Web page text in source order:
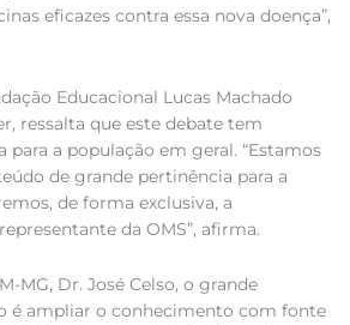
eficazes contra essa nova doença”,
Educacional Lucas Machado
ressalta que este debate tem
para a população em geral. “Estamos
de grande pertinência para a
de forma exclusiva, a
da OMS”, afirma.
MG, Dr. José Celso, o grande
é ampliar o conhecimento com fonte